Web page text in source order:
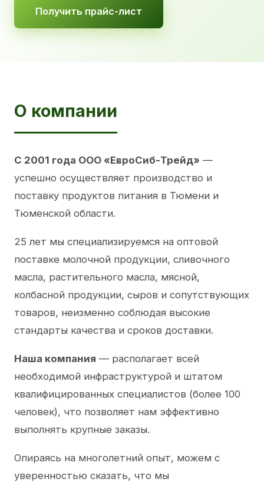
Получить прайс-лист
О компании
С 2001 года ООО «ЕвроСиб-Трейд» —
успешно осуществляет производство и
поставку продуктов питания в Тюмени и
Тюменской области.
25 лет мы специализируемся на оптовой
поставке молочной продукции, сливочного
масла, растительного масла, мясной,
колбасной продукции, сыров и сопутствующих
товаров, неизменно соблюдая высокие
стандарты качества и сроков доставки.
Наша компания — располагает всей
необходимой инфраструктурой и штатом
квалифицированных специалистов (более 100
человек), что позволяет нам эффективно
выполнять крупные заказы.
Опираясь на многолетний опыт, можем с
уверенностью сказать, что мы